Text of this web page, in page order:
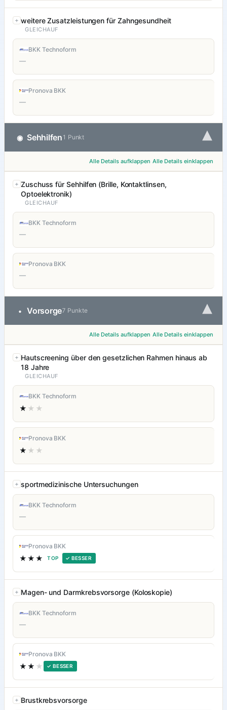
weitere Zusatzleistungen für Zahngesundheit
GLEICHAUF
BKK Technoform
—
Pronova BKK
—
◉ Sehhilfen 1 Punkt ▾
Alle Details aufklappen Alle Details einklappen
Zuschuss für Sehhilfen (Brille, Kontaktlinsen,
Optoelektronik)
GLEICHAUF
BKK Technoform
—
Pronova BKK
—
• Vorsorge7 Punkte ▾
Alle Details aufklappen Alle Details einklappen
Hautscreening über den gesetzlichen Rahmen hinaus ab
18 Jahre
GLEICHAUF
BKK Technoform
★ ★★
Pronova BKK
★ ★★
sportmedizinische Untersuchungen
BKK Technoform
—
Pronova BKK
★★★ TOP ✓ BESSER
Magen- und Darmkrebsvorsorge (Koloskopie)
BKK Technoform
—
Pronova BKK
★★ ★ ✓ BESSER
Brustkrebsvorsorge